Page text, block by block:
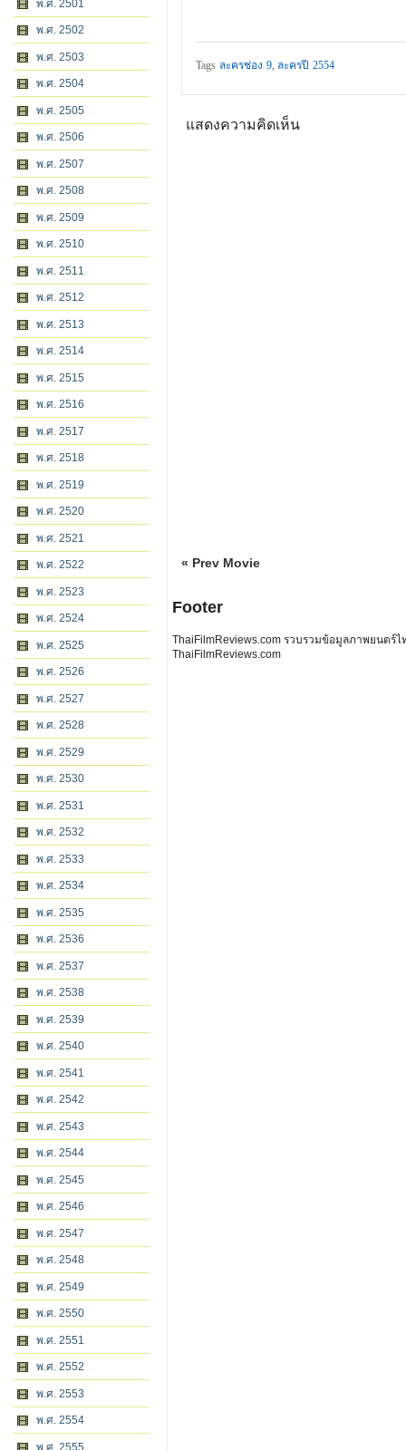
พ.ศ. 2501
พ.ศ. 2502
พ.ศ. 2503
พ.ศ. 2504
พ.ศ. 2505
พ.ศ. 2506
พ.ศ. 2507
พ.ศ. 2508
พ.ศ. 2509
พ.ศ. 2510
พ.ศ. 2511
พ.ศ. 2512
พ.ศ. 2513
พ.ศ. 2514
พ.ศ. 2515
พ.ศ. 2516
พ.ศ. 2517
พ.ศ. 2518
พ.ศ. 2519
พ.ศ. 2520
พ.ศ. 2521
พ.ศ. 2522
พ.ศ. 2523
พ.ศ. 2524
พ.ศ. 2525
พ.ศ. 2526
พ.ศ. 2527
พ.ศ. 2528
พ.ศ. 2529
พ.ศ. 2530
พ.ศ. 2531
พ.ศ. 2532
พ.ศ. 2533
พ.ศ. 2534
พ.ศ. 2535
พ.ศ. 2536
พ.ศ. 2537
พ.ศ. 2538
พ.ศ. 2539
พ.ศ. 2540
พ.ศ. 2541
พ.ศ. 2542
พ.ศ. 2543
พ.ศ. 2544
พ.ศ. 2545
พ.ศ. 2546
พ.ศ. 2547
พ.ศ. 2548
พ.ศ. 2549
พ.ศ. 2550
พ.ศ. 2551
พ.ศ. 2552
พ.ศ. 2553
พ.ศ. 2554
พ.ศ. 2555
Tags ละครช่อง 9, ละครปี 2554
แสดงความคิดเห็น
« Prev Movie
Footer
ThaiFilmReviews.com รวบรวมข้อมูลภาพยนตร์
ThaiFilmReviews.com